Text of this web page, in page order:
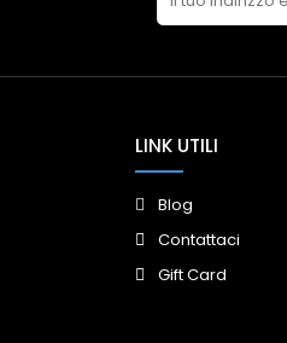
LINK UTILI
Blog
Contattaci
Gift Card